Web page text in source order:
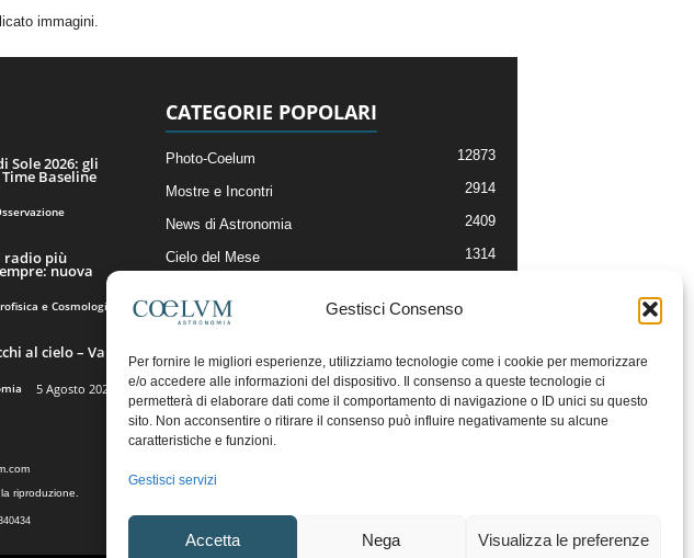
Gestisci Consenso
Per fornire le migliori esperienze, utilizziamo tecnologie come i cookie per memorizzare
e/o accedere alle informazioni del dispositivo. Il consenso a queste tecnologie ci
permetterà di elaborare dati come il comportamento di navigazione o ID unici su questo
sito. Non acconsentire o ritirare il consenso può influire negativamente su alcune
caratteristiche e funzioni.
Gestisci servizi
Accetta Nega Visualizza le preferenze
immagini.
Sole 2026: gli
Baseline
radio più
nuova
e Cosmologia
al cielo – Vale
5 Agosto 2026
CATEGORIE POPOLARI
Photo-Coelum 12873
Mostre e Incontri 2914
News di Astronomia 2409
Cielo del Mese 1314
Articoli e Risorse On-Line
Il Blog della Redazione
riproduzione.